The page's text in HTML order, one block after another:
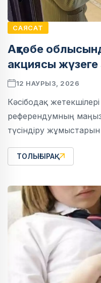
САЯСАТ
Ақтөбе
акциясы
12 НАУРЫЗ, 2026
Кәсібодақ
референдумның
түсіндіру жұмыстарын
ТОЛЫҒЫРАҚ